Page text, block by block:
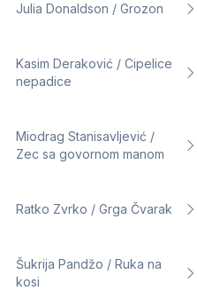
Julia Donaldson / Grozon
Kasim Deraković / Cipelice
nepadice
Miodrag Stanisavljević /
Zec sa govornom manom
Ratko Zvrko / Grga Čvarak
Šukrija Pandžo / Ruka na
kosi